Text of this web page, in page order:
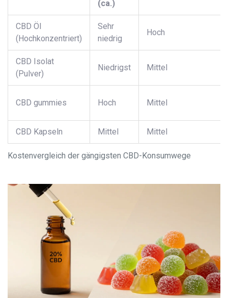
Kostenvergleich der gängigsten CBD-Konsumwege
(ca.)
CBD Öl
(Hochkonzentriert)
Sehr
niedrig
Hoch
CBD Isolat
(Pulver)
Niedrigst Mittel
CBD gummies Hoch Mittel
CBD Kapseln Mittel Mittel